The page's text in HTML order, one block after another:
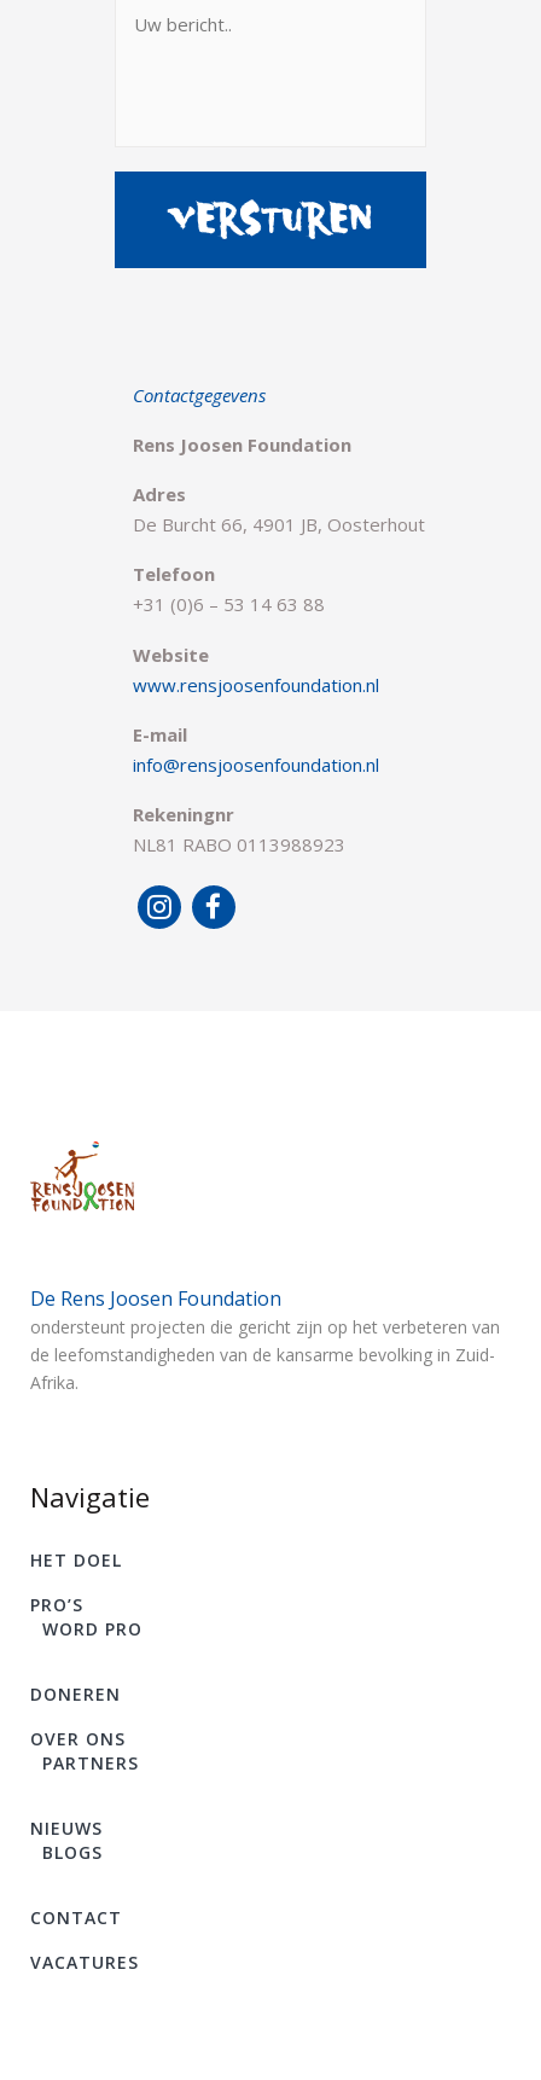
Contactgegevens
Rens Joosen Foundation
Adres
De Burcht 66, 4901 JB, Oosterhout
Telefoon
+31 (0)6 – 53 14 63 88
Website
www.rensjoosenfoundation.nl
E-mail
info@rensjoosenfoundation.nl
Rekeningnr
NL81 RABO 0113988923
De Rens Joosen Foundation
ondersteunt projecten die gericht zijn op het verbeteren van
de leefomstandigheden van de kansarme bevolking in Zuid-
Afrika.
Navigatie
HET DOEL
PRO’S
WORD PRO
DONEREN
OVER ONS
PARTNERS
NIEUWS
BLOGS
CONTACT
VACATURES